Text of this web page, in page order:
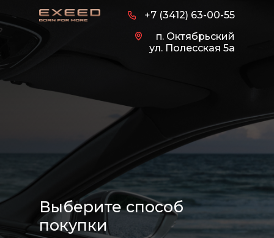
+7 (3412) 63-00-55
п. Октябрьский
ул. Полесская 5а
Выберите способ
покупки